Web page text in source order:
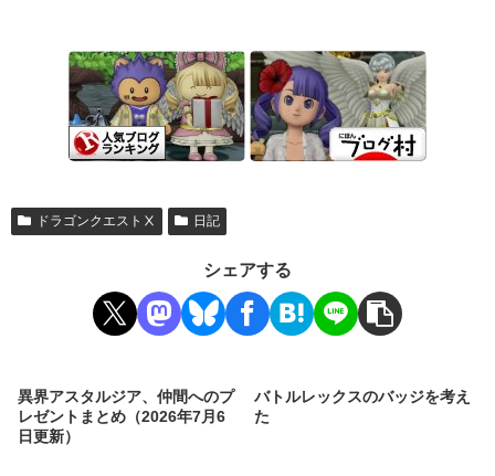
ドラゴンクエストⅩ 日記
シェアする
異界アスタルジア、仲間へのプ
レゼントまとめ（2026年7月6
日更新）
バトルレックスのバッジを考え
た